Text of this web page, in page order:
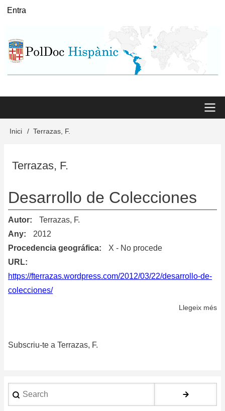
Vés
User
Entra
Main
Inici Terrazas, F.
Terrazas, F.
Desarrollo de Colecciones
Autor
Terrazas, F.
Any
2012
Procedencia geográfica
X - No procede
URL
https://fterrazas.wordpress.com/2012/03/22/desarrollo-de-
colecciones/
Llegeix més
Subscriu-te a Terrazas, F.
Search